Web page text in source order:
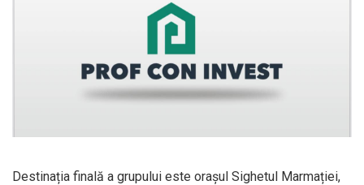
Destinația finală a grupului este orașul Sighetul Marmației,